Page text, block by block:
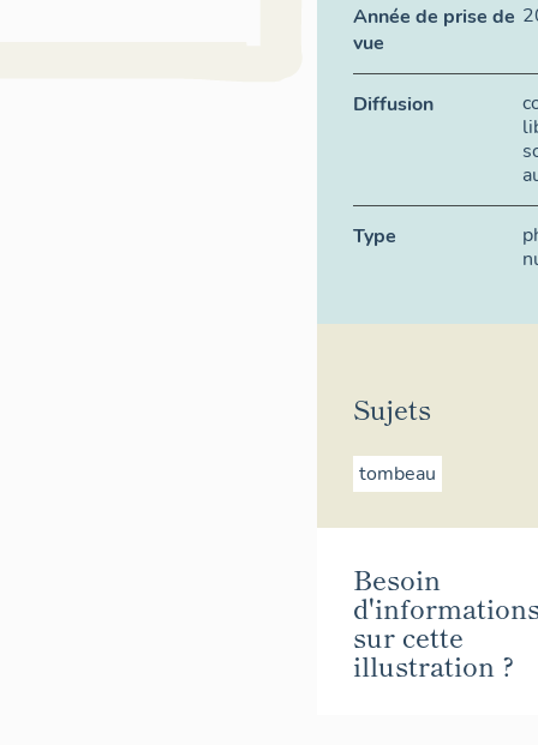
Année de prise de
vue
Diffusion
Type
Sujets
tombeau
Besoin
sur cette
illustration ?